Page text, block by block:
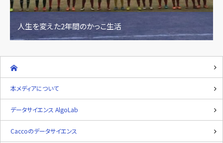
人生を変えた2年間のかっこ生活
本メディアについて
データサイエンス AlgoLab
Caccoのデータサイエンス